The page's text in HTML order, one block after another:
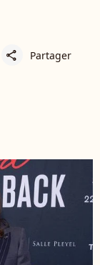
share Partager